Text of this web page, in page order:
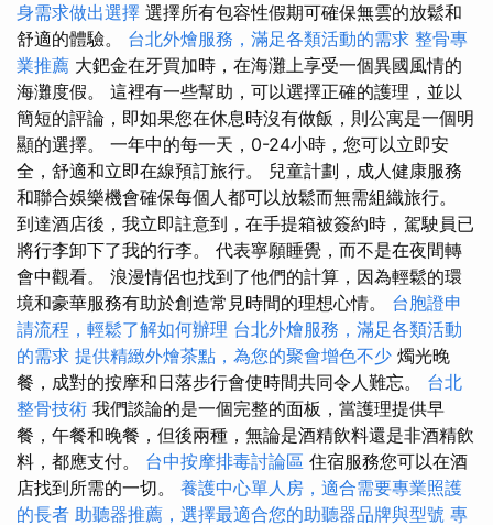
身需求做出選擇 選擇所有包容性假期可確保無雲的放鬆和
舒適的體驗。 台北外燴服務，滿足各類活動的需求 整骨專
業推薦 大鈀金在牙買加時，在海灘上享受一個異國風情的
海灘度假。 這裡有一些幫助，可以選擇正確的護理，並以
簡短的評論，即如果您在休息時沒有做飯，則公寓是一個明
顯的選擇。 一年中的每一天，0-24小時，您可以立即安
全，舒適和立即在線預訂旅行。 兒童計劃，成人健康服務
和聯合娛樂機會確保每個人都可以放鬆而無需組織旅行。
到達酒店後，我立即註意到，在手提箱被簽約時，駕駛員已
將行李卸下了我的行李。 代表寧願睡覺，而不是在夜間轉
會中觀看。 浪漫情侶也找到了他們的計算，因為輕鬆的環
境和豪華服務有助於創造常見時間的理想心情。 台胞證申
請流程，輕鬆了解如何辦理 台北外燴服務，滿足各類活動
的需求 提供精緻外燴茶點，為您的聚會增色不少 燭光晚
餐，成對的按摩和日落步行會使時間共同令人難忘。 台北
整骨技術 我們談論的是一個完整的面板，當護理提供早
餐，午餐和晚餐，但後兩種，無論是酒精飲料還是非酒精飲
料，都應支付。 台中按摩排毒討論區 住宿服務您可以在酒
店找到所需的一切。 養護中心單人房，適合需要專業照護
的長者 助聽器推薦，選擇最適合您的助聽器品牌與型號 專